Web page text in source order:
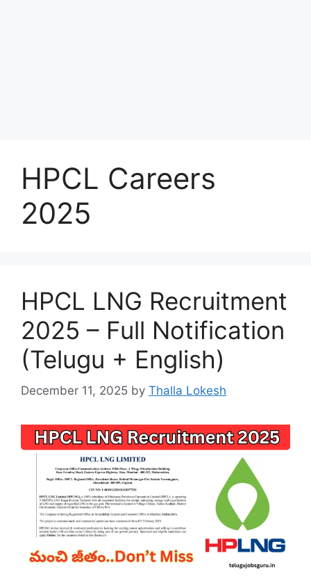
HPCL Careers
2025
HPCL LNG Recruitment
2025 – Full Notification
(Telugu + English)
December 11, 2025 by Thalla Lokesh